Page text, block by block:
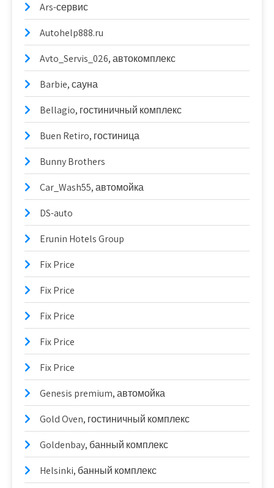
Ars-сервис
Autohelp888.ru
Avto_Servis_026, автокомплекс
Barbie, сауна
Bellagio, гостиничный комплекс
Buen Retiro, гостиница
Bunny Brothers
Car_Wash55, автомойка
DS-auto
Erunin Hotels Group
Fix Price
Fix Price
Fix Price
Fix Price
Fix Price
Genesis premium, автомойка
Gold Oven, гостиничный комплекс
Goldenbay, банный комплекс
Helsinki, банный комплекс